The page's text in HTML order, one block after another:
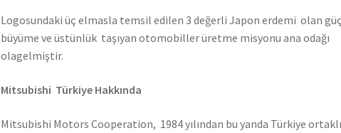
Logosundaki üç elmasla temsil edilen 3 değerli Japon erdemi olan
büyüme ve üstünlük taşıyan otomobiller üretme misyonu ana odağı
olagelmiştir.
Mitsubishi Türkiye Hakkında
Mitsubishi Motors Cooperation, 1984 yılından bu yanda Türkiye